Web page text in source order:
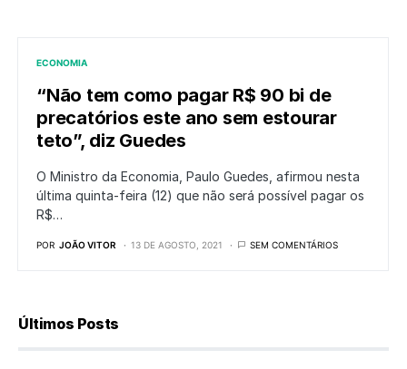
ECONOMIA
“Não tem como pagar R$ 90 bi de
precatórios este ano sem estourar
teto”, diz Guedes
O Ministro da Economia, Paulo Guedes, afirmou nesta
última quinta-feira (12) que não será possível pagar os
R$…
POR JOÃO VITOR 13 DE AGOSTO, 2021 SEM COMENTÁRIOS
Últimos Posts